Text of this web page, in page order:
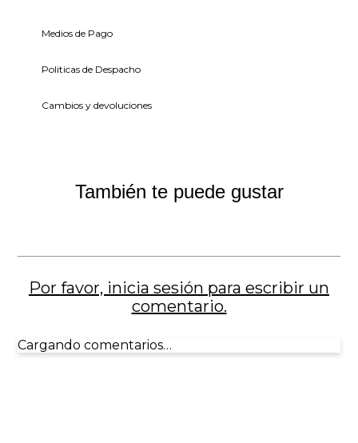
Medios de Pago
Politicas de Despacho
Cambios y devoluciones
También te puede gustar
Por favor, inicia sesión para escribir un
comentario.
Cargando comentarios…